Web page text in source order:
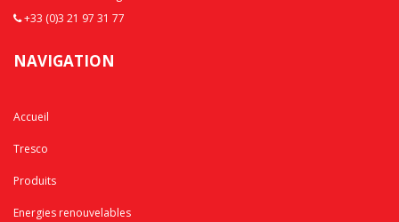
+33 (0)3 21 97 31 77
NAVIGATION
Accueil
Tresco
Produits
Energies renouvelables